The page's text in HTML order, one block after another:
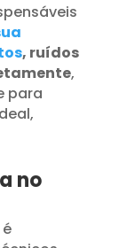
, ruídos
,
para
no
é